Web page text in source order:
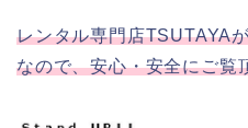
レンタル専門店TSUTAYA
なので、安心・安全にご覧